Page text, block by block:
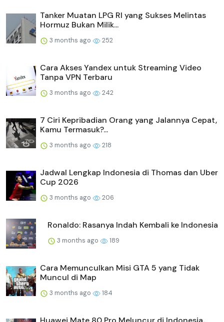
Tanker Muatan LPG RI yang Sukses Melintas
Hormuz Bukan Milik...
3 months ago 252
Cara Akses Yandex untuk Streaming Video
Tanpa VPN Terbaru
3 months ago 242
7 Ciri Kepribadian Orang yang Jalannya Cepat,
Kamu Termasuk?...
3 months ago 218
Jadwal Lengkap Indonesia di Thomas dan Uber
Cup 2026
3 months ago 206
Ronaldo: Rasanya Indah Kembali ke Indonesia
3 months ago 189
Cara Memunculkan Misi GTA 5 yang Tidak
Muncul di Map
3 months ago 184